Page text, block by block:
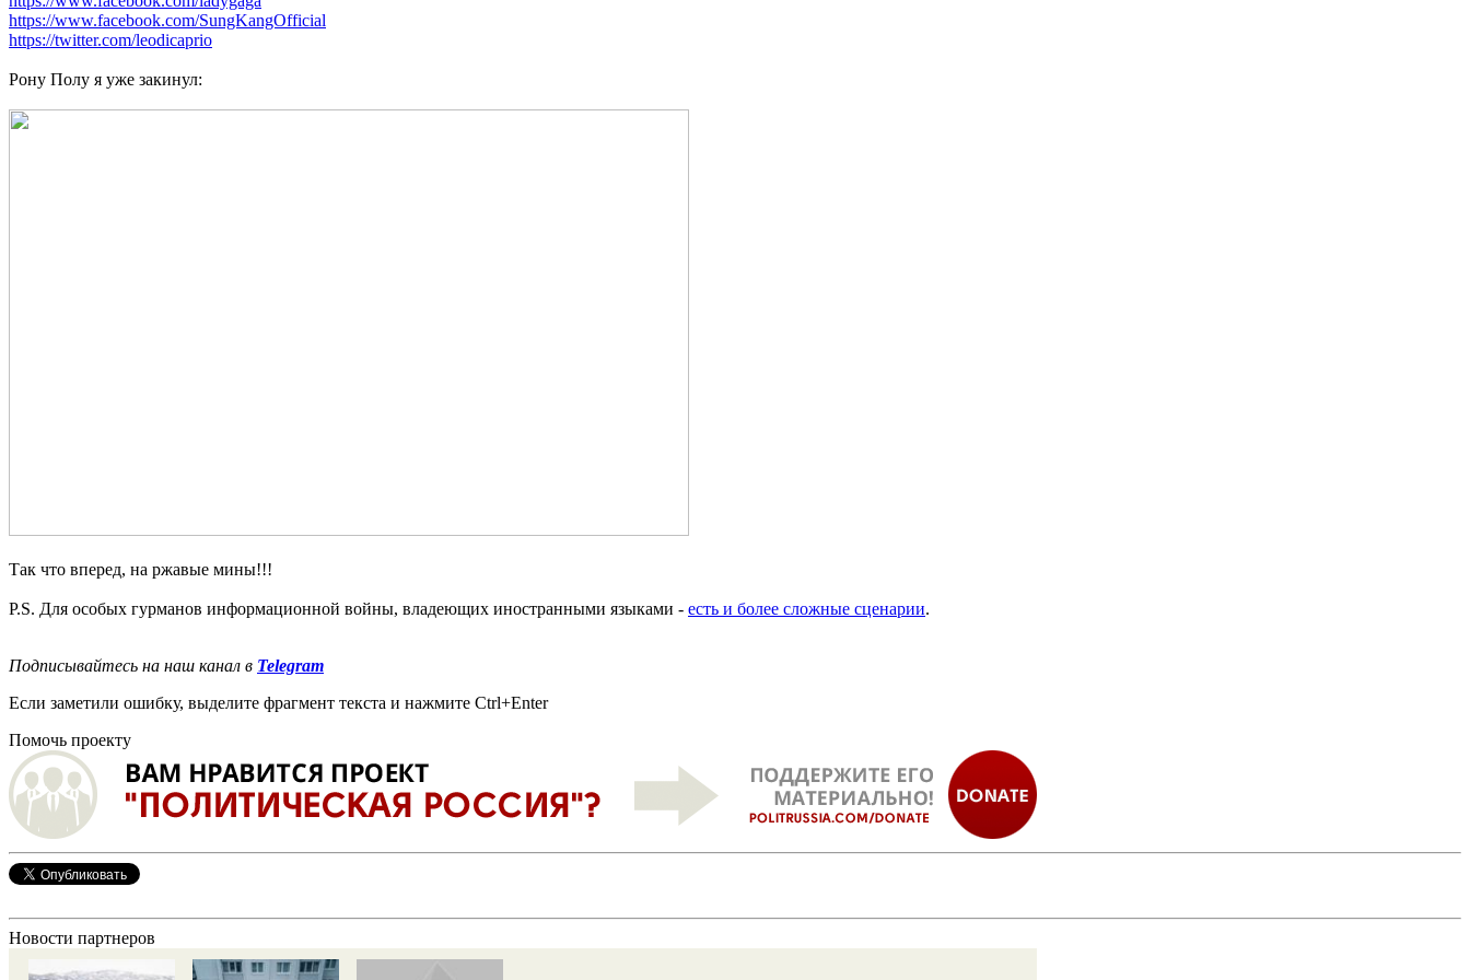
https://www.facebook.com/SungKangOfficial
https://twitter.com/leodicaprio
Рону Полу я уже закинул:
Так что вперед, на ржавые мины!!!
P.S. Для особых гурманов информационной войны, владеющих иностранными языками - есть и более сложные сценарии.
Подписывайтесь на наш канал в Telegram
Если заметили ошибку, выделите фрагмент текста и нажмите Ctrl+Enter
Помочь проекту
Новости партнеров